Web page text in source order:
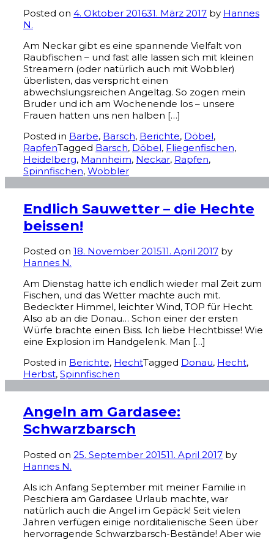
Posted on 4. Oktober 201631. März 2017 by Hannes
N.
Am Neckar gibt es eine spannende Vielfalt von
Raubfischen – und fast alle lassen sich mit kleinen
Streamern (oder natürlich auch mit Wobbler)
überlisten, das verspricht einen
abwechslungsreichen Angeltag. So zogen mein
Bruder und ich am Wochenende los – unsere
Frauen hatten uns nen halben […]
Posted in Barbe, Barsch, Berichte, Döbel,
RapfenTagged Barsch, Döbel, Fliegenfischen,
Heidelberg, Mannheim, Neckar, Rapfen,
Spinnfischen, Wobbler
Endlich Sauwetter – die Hechte
beissen!
Posted on 18. November 201511. April 2017 by
Hannes N.
Am Dienstag hatte ich endlich wieder mal Zeit zum
Fischen, und das Wetter machte auch mit.
Bedeckter Himmel, leichter Wind, TOP für Hecht.
Also ab an die Donau… Schon einer der ersten
Würfe brachte einen Biss. Ich liebe Hechtbisse! Wie
eine Explosion im Handgelenk. Man […]
Posted in Berichte, HechtTagged Donau, Hecht,
Herbst, Spinnfischen
Angeln am Gardasee:
Schwarzbarsch
Posted on 25. September 201511. April 2017 by
Hannes N.
Als ich Anfang September mit meiner Familie in
Peschiera am Gardasee Urlaub machte, war
natürlich auch die Angel im Gepäck! Seit vielen
Jahren verfügen einige norditalienische Seen über
hervorragende Schwarzbarsch-Bestände! Aber wie